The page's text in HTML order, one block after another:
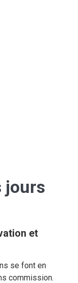
jours
et
se font en
commission.